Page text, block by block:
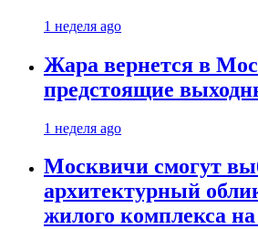
1 неделя ago
Жара вернется в
предстоящие
1 неделя ago
Москвичи смогут
архитектурный
жилого комплекса